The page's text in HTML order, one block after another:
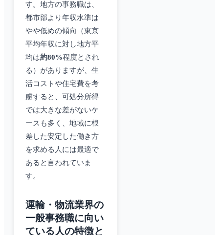
す。地方の事務職は、
都市部より年収水準は
やや低めの傾向（東京
平均年収に対し地方平
均は約80%程度とされ
る）がありますが、生
活コストや住宅費を考
慮すると、可処分所得
では大きな差がないケ
ースも多く、地域に根
差した安定した働き方
を求める人には最適で
あると言われていま
す。
運輸・物流業界の
一般事務職に向い
ている人の特徴と